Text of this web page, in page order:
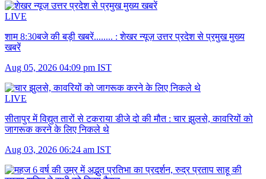
LIVE
शाम 8:30बजे की बड़ी खबरें........ : शेखर न्यूज़ उत्तर प्रदेश से प्रमुख मुख्य
खबरें
Aug 05, 2026 04:09 pm IST
LIVE
सीतापुर में विद्युत तारों से टकराया डीजे दो की मौत : चार झुलसे, कावरियों को
जागरूक करने के लिए निकले थे
Aug 03, 2026 06:24 am IST